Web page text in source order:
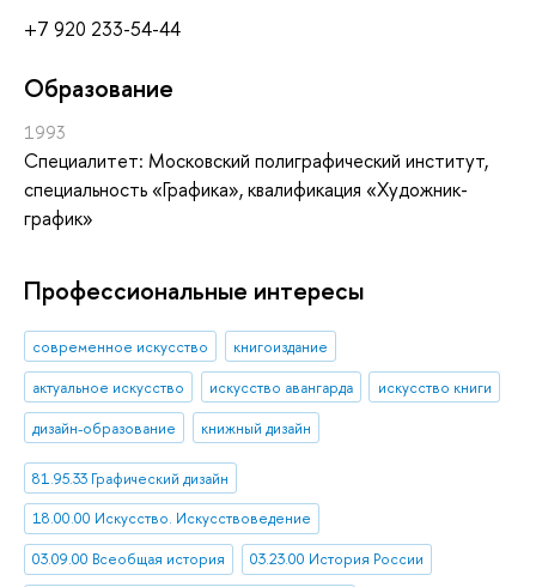
+7 920 233-54-44
Oбразование
1993
Специалитет: Московский полиграфический институт,
специальность «Графика», квалификация «Художник-
график»
Профессиональные интересы
современное искусство
книгоиздание
актуальное искусство
искусство авангарда
искусство книги
дизайн-образование
книжный дизайн
81.95.33 Графический дизайн
18.00.00 Искусство. Искусствоведение
03.09.00 Всеобщая история
03.23.00 История России